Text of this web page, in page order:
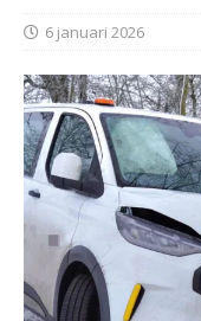
6 januari 2026